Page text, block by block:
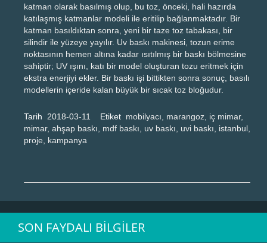
katman olarak basılmış olup, bu toz, önceki, hali hazırda
katılaşmış katmanlar modeli ile eritilip bağlanmaktadır. Bir
katman basıldıktan sonra, yeni bir taze toz tabakası, bir
silindir ile yüzeye yayılır. Uv baskı makinesi, tozun erime
noktasının hemen altına kadar ısıtılmış bir baskı bölmesine
sahiptir; UV ışını, katı bir model oluşturan tozu eritmek için
ekstra enerjiyi ekler. Bir baskı işi bittikten sonra sonuç, basılı
modellerin içeride kalan büyük bir sıcak toz bloğudur.
Tarih 2018-03-11 Etiket mobilyacı, marangoz, iç mimar,
mimar, ahşap baskı, mdf baskı, uv baskı, uvi baskı, istanbul,
proje, kampanya
SON FAYDALI BILGILER